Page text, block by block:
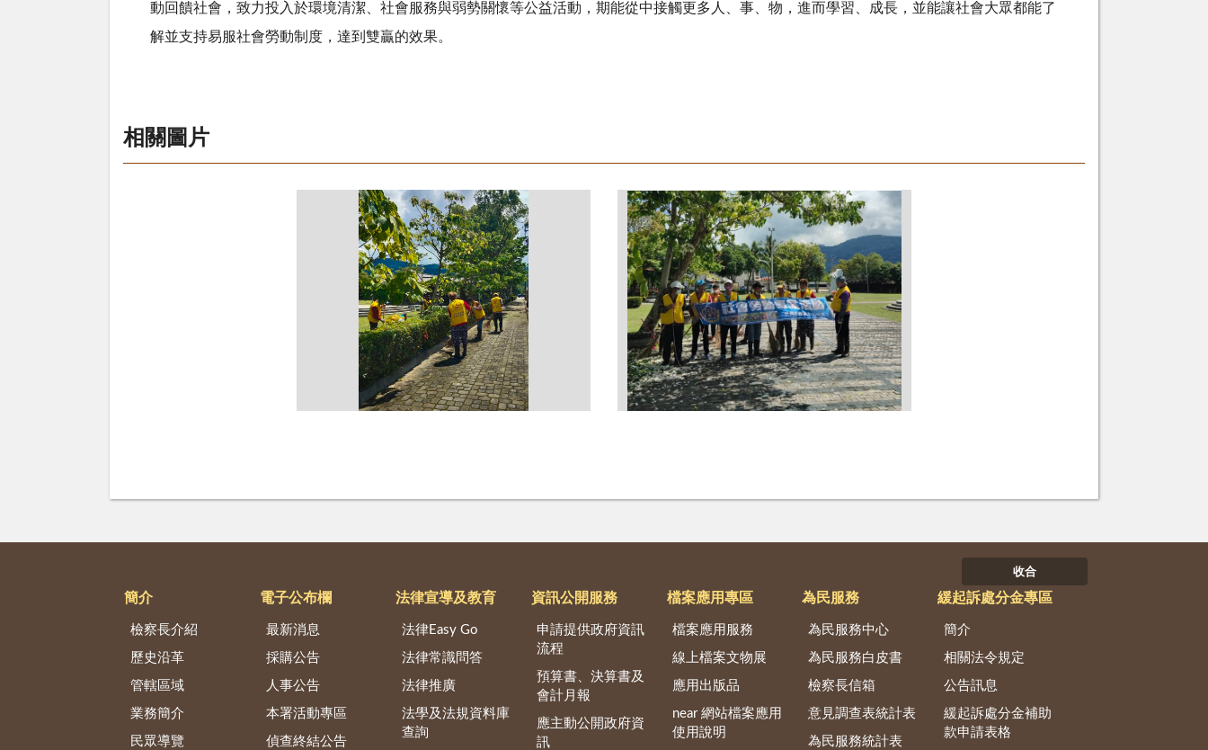
動回饋社會，致力投入於環境清潔、社會服務與弱勢關懷等公益活動，期能從中接觸更多人、事、物，進而學習、成長，並能讓社會大眾都能了
解並支持易服社會勞動制度，達到雙贏的效果。
相關圖片
收合
簡介
檢察長介紹
歷史沿革
管轄區域
業務簡介
民眾導覽
電子公布欄
最新消息
採購公告
人事公告
本署活動專區
偵查終結公告
法律宣導及教育
法律Easy Go
法律常識問答
法律推廣
法學及法規資料庫
查詢
資訊公開服務
申請提供政府資訊
流程
預算書、決算書及
會計月報
應主動公開政府資
訊
檔案應用專區
檔案應用服務
線上檔案文物展
應用出版品
near 網站檔案應用
使用說明
為民服務
為民服務中心
為民服務白皮書
檢察長信箱
意見調查表統計表
為民服務統計表
緩起訴處分金專區
簡介
相關法令規定
公告訊息
緩起訴處分金補助
款申請表格